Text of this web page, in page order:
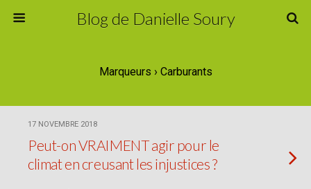
Blog de Danielle Soury
Marqueurs › Carburants
17 NOVEMBRE 2018
Peut-on VRAIMENT agir pour le
climat en creusant les injustices ?